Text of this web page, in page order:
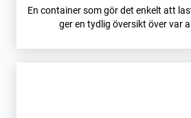
En container som gör det enkelt att
ger en tydlig översikt över var